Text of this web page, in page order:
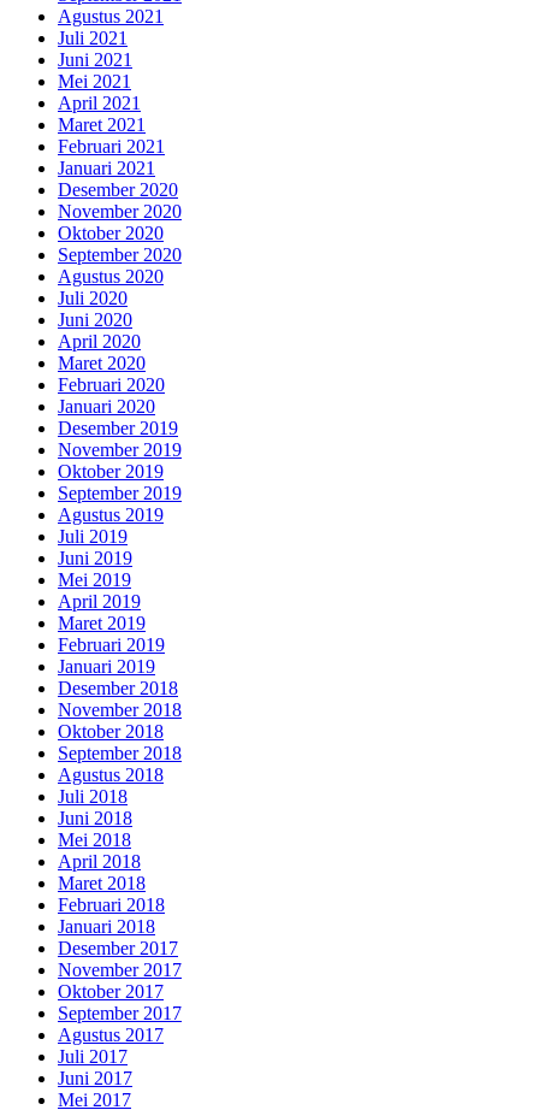
Agustus 2021
Juli 2021
Juni 2021
Mei 2021
April 2021
Maret 2021
Februari 2021
Januari 2021
Desember 2020
November 2020
Oktober 2020
September 2020
Agustus 2020
Juli 2020
Juni 2020
April 2020
Maret 2020
Februari 2020
Januari 2020
Desember 2019
November 2019
Oktober 2019
September 2019
Agustus 2019
Juli 2019
Juni 2019
Mei 2019
April 2019
Maret 2019
Februari 2019
Januari 2019
Desember 2018
November 2018
Oktober 2018
September 2018
Agustus 2018
Juli 2018
Juni 2018
Mei 2018
April 2018
Maret 2018
Februari 2018
Januari 2018
Desember 2017
November 2017
Oktober 2017
September 2017
Agustus 2017
Juli 2017
Juni 2017
Mei 2017